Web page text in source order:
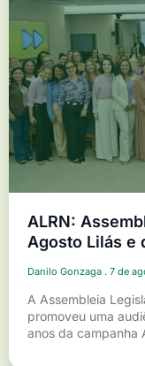
ALRN:
Agosto Lilás e
Danilo Gonzaga 7 de
A Assembleia
promoveu uma
anos da campanha